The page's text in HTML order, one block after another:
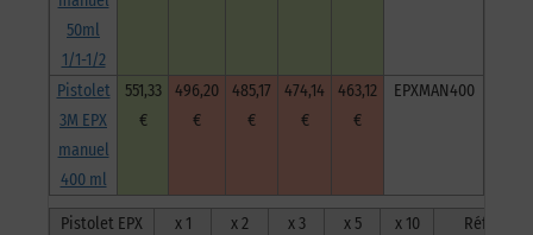
50ml
1/1-1/2
Pistolet
3M EPX
manuel
400 ml
551,33
€
496,20
€
485,17
€
474,14
€
463,12
€
EPXMAN400
Pistolet EPX
x 1 x 2 x 3 x 5 x 10 Réf